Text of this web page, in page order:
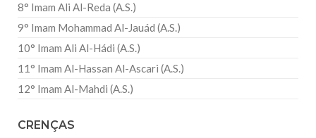
8° Imam Ali Al-Reda (A.S.)
9° Imam Mohammad Al-Jauád (A.S.)
10° Imam Ali Al-Hádi (A.S.)
11° Imam Al-Hassan Al-Ascari (A.S.)
12° Imam Al-Mahdi (A.S.)
CRENÇAS